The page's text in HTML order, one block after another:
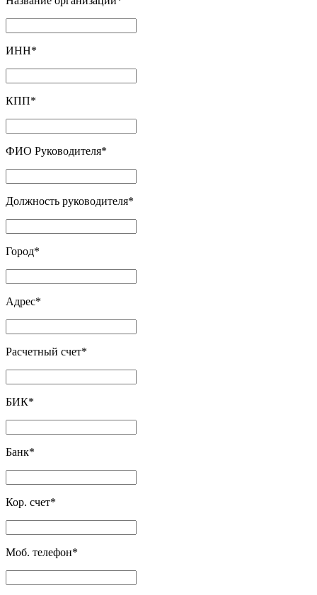
ИНН*
КПП*
ФИО Руководителя*
Должность руководителя*
Город*
Адрес*
Расчетный счет*
БИК*
Банк*
Кор. счет*
Моб. телефон*